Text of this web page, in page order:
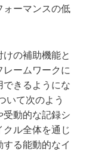
ォーマンスの低
の補助機能と
レームワークに
できるようにな
いて次のよう
動的な記録シ
ル全体を通じ
る能動的なイ